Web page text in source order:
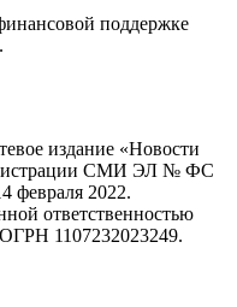
поддержке
издание «Новости
СМИ ЭЛ № ФС
февраля 2022.
ответственностью
1107232023249.